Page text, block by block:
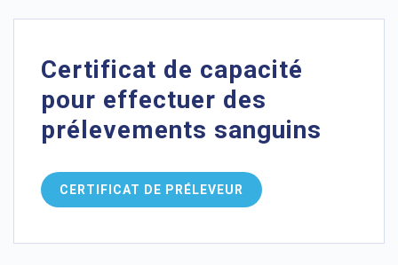
Certificat de capacité
pour effectuer des
prélevements sanguins
CERTIFICAT DE PRÉLEVEUR